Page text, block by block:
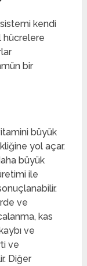
sistemi kendi
hücrelere
bir
büyük
yol açar.
büyük
ile
ve
kas
ve
ve
Diğer